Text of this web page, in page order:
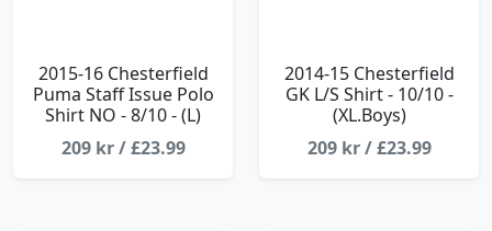
2015-16 Chesterfield
Puma Staff Issue Polo
Shirt NO - 8/10 - (L)
209 kr / £23.99
2014-15 Chesterfield
GK L/S Shirt - 10/10 -
(XL.Boys)
209 kr / £23.99